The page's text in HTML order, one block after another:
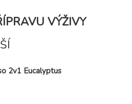
VÝŽIVY
2v1 Eucalyptus